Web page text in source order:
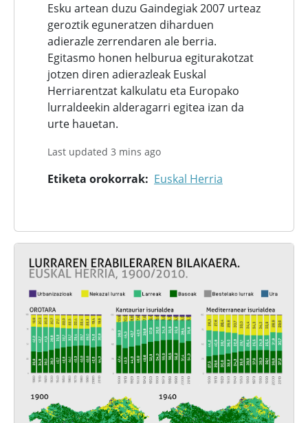
Esku artean duzu Gaindegiak 2007 urteaz
geroztik eguneratzen diharduen
adierazle zerrendaren ale berria.
Egitasmo honen helburua egiturakotzat
jotzen diren adierazleak Euskal
Herriarentzat kalkulatu eta Europako
lurraldeekin alderagarri egitea izan da
urte hauetan.
Last updated 3 mins ago
Etiketa orokorrak Euskal Herria